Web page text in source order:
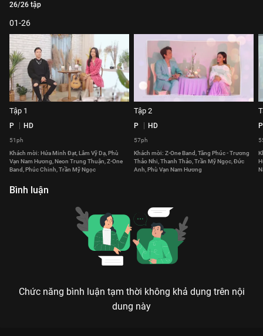
26/26 tập
01-26
Tập 1
P HD
51ph
Khách mời: Hứa Minh Đạt, Lâm Vỹ Dạ, Phù
Vạn Nam Hương, Neon Trung Thuận, Z-One
Band, Phúc Chinh, Trần Mỹ Ngọc
Tập 2
P HD
57ph
Khách mời: Z-One Band, Tăng Phúc - Trương
Thảo Nhi, Thanh Thảo, Trần Mỹ Ngọc, Đức
Anh, Phù Vạn Nam Hương
P
Bình luận
Chức năng bình luận tạm thời không khả dụng trên nội
dung này